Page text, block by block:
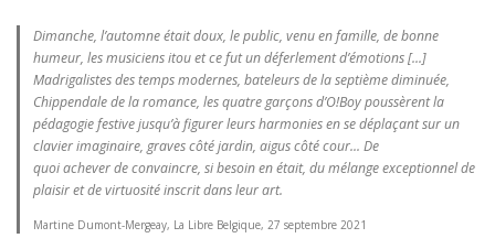
Dimanche, l’automne était doux, le public, venu en famille, de bonne
humeur, les musiciens itou et ce fut un déferlement d’émotions [...]
Madrigalistes des temps modernes, bateleurs de la septième diminuée,
Chippendale de la romance, les quatre garçons d’O!Boy poussèrent la
pédagogie festive jusqu’à figurer leurs harmonies en se déplaçant sur un
clavier imaginaire, graves côté jardin, aigus côté cour... De
quoi achever de convaincre, si besoin en était, du mélange exceptionnel de
plaisir et de virtuosité inscrit dans leur art.
Martine Dumont-Mergeay, La Libre Belgique, 27 septembre 2021